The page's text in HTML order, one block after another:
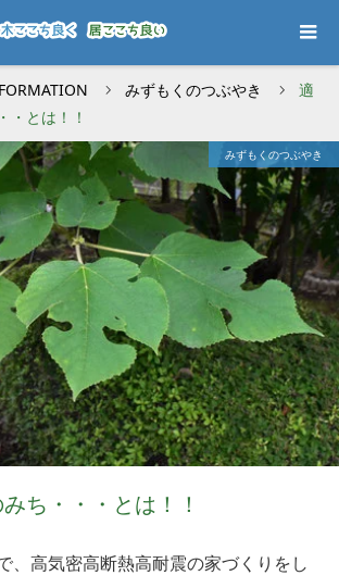
みずもくのつぶやき
適
・とは！！
みずもくのつぶやき
ち・・・とは！！
、高気密高断熱高耐震の家づくりをし